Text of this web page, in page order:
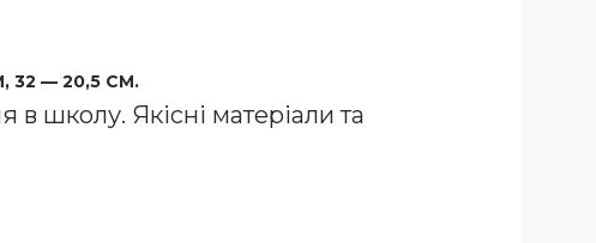
32 — 20,5 СМ.
школу. Якісні матеріали та